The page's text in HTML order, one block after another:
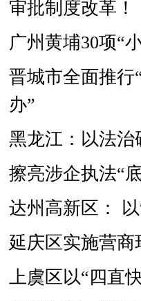
审批制度改革！
广州黄埔30项“
晋城市全面推行
办”
黑龙江：以法
擦亮涉企执法“
达州高新区：
延庆区实施营商
上虞区以“四直